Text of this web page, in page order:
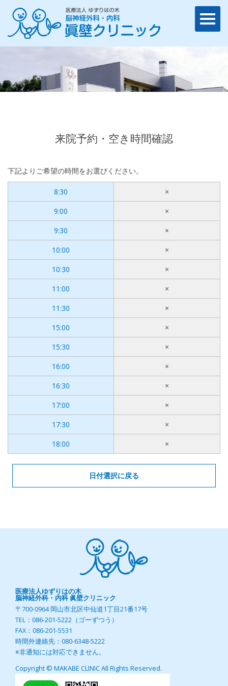
来院予約・空き時間確認
下記よりご希望の時間をお選びください。
8:30
×
9:00
×
9:30
×
10:00
×
10:30
×
11:00
×
11:30
×
15:00
×
15:30
×
16:00
×
16:30
×
17:00
×
17:30
×
18:00
×
日付選択に戻る
医療法人ゆずりはの木
脳神経外科・内科 眞壁クリニック
〒700-0964 岡山市北区中仙道1丁目21番17号
TEL：086-201-5222（ゴーずつう）
FAX：086-201-5531
時間外連絡先：080-6348-5222
※非通知には対応できません。
Copyright © MAKABE CLINIC All Rights Reserved.